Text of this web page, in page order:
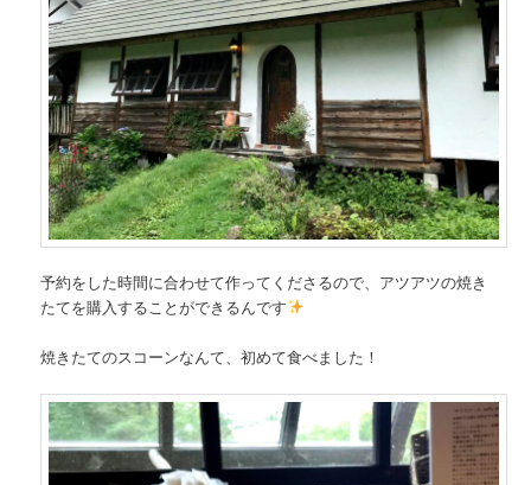
予約をした時間に合わせて作ってくださるので、アツアツの焼き
たてを購入することができるんです
焼きたてのスコーンなんて、初めて食べました！